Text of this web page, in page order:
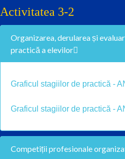
Activitatea 3-2
Organizarea, derularea și
practică a elevilor
Graficul stagiilor de practică -
Graficul stagiilor de practică -
Competiții profesionale